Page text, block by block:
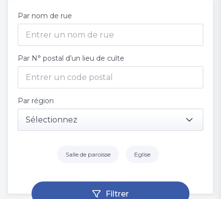
Par nom de rue
Par N° postal d’un lieu de culte
Par région
Sélectionnez
Salle de paroisse Eglise
Filtrer